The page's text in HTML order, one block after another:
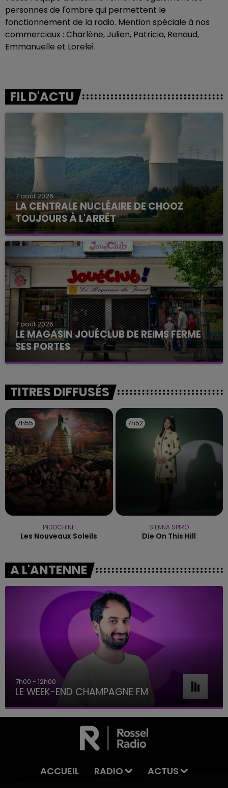
personnes de l'ombre qui permettent le
fonctionnement de la radio. Mention spéciale à nos
commerciaux : Charlène, Julien, Patricia, Renaud,
Emmanuelle et Loreleï.
FIL D'ACTU
7 août 2026
LA CENTRALE NUCLÉAIRE DE CHOOZ
TOUJOURS À L'ARRÊT
Cela fait déjà une semaine que la centrale
nucléaire ardennaise est à l'arrêt. Une situation
justifiée par la sécheresse intense qui est toujours
présente.
7 août 2026
LE MAGASIN JOUÉCLUB DE REIMS FERME
SES PORTES
C'était l'une des institutions du centre-ville
fermer ses portes.
TITRES DIFFUSÉS
7h55
7h55
INDOCHINE
Les Nouveaux Soleils
7h52
7h52
SIENNA SPIRO
Die On This Hill
A L'ANTENNE
7h00 - 12h00
LE WEEK-END CHAMPAGNE FM
ACCUEIL RADIO ACTUS